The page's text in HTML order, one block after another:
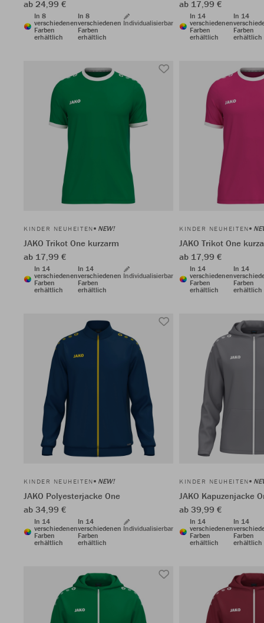
ab 24,99 €
In 8
verschiedenen
Farben
erhältlich
In 8
verschiedenen
Farben
erhältlich
Individualisierbar
ab 17,99 €
In 14
verschiedenen
Farben
erhältlich
In 14
Farben
erhältlich
KINDER NEUHEITEN NEW!
JAKO Trikot One kurzarm
ab 17,99 €
In 14
verschiedenen
Farben
erhältlich
In 14
verschiedenen
Farben
erhältlich
Individualisierbar
KINDER NEUHEITEN
JAKO Trikot One
ab 17,99 €
In 14
verschiedenen
Farben
erhältlich
In 14
Farben
erhältlich
KINDER NEUHEITEN NEW!
JAKO Polyesterjacke One
ab 34,99 €
In 14
verschiedenen
Farben
erhältlich
In 14
verschiedenen
Farben
erhältlich
Individualisierbar
KINDER NEUHEITEN
JAKO Kapuzenjacke
ab 39,99 €
In 14
verschiedenen
Farben
erhältlich
In 14
Farben
erhältlich